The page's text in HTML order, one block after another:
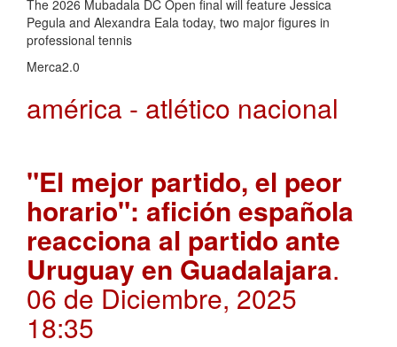
The 2026 Mubadala DC Open final will feature Jessica
Pegula and Alexandra Eala today, two major figures in
professional tennis
Merca2.0
américa - atlético nacional
"El mejor partido, el peor
horario": afición española
reacciona al partido ante
Uruguay en Guadalajara.
06 de Diciembre, 2025
18:35